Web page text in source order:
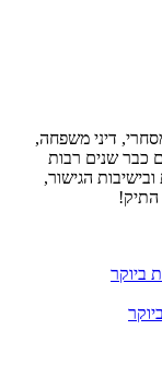
דיני משפחה,
כבר שנים רבות
הגישור,
התיק!